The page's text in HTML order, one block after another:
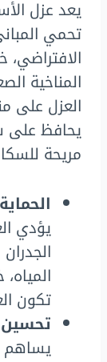
يعد عزل
تحمي
المناخية
العزل على
يحافظ على
مريحة
يؤدي
تكون
يساهم